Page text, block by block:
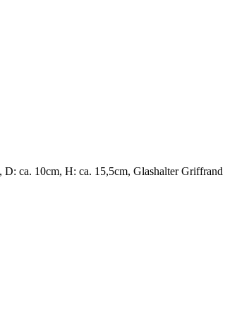
D: ca. 10cm, H: ca. 15,5cm, Glashalter Griffrand